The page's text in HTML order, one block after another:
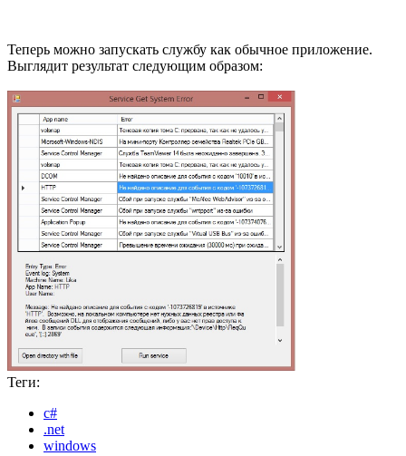
Теперь можно запускать службу как обычное приложение.
Выглядит результат следующим образом:
Теги:
c#
.net
windows